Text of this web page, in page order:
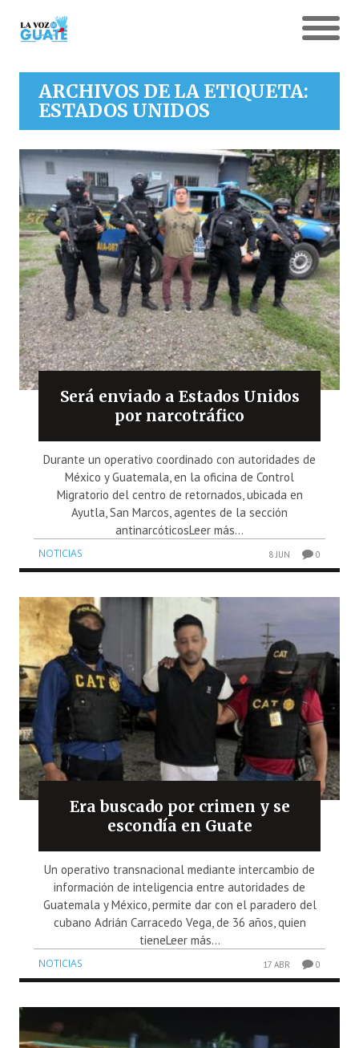
ARCHIVOS DE LA ETIQUETA:
ESTADOS UNIDOS
Será enviado a Estados Unidos
por narcotráfico
Durante un operativo coordinado con autoridades de
México y Guatemala, en la oficina de Control
Migratorio del centro de retornados, ubicada en
Ayutla, San Marcos, agentes de la sección
antinarcóticosLeer más...
NOTICIAS 8 JUN 0
Era buscado por crimen y se
escondía en Guate
Un operativo transnacional mediante intercambio de
información de inteligencia entre autoridades de
Guatemala y México, permite dar con el paradero del
cubano Adrián Carracedo Vega, de 36 años, quien
tieneLeer más...
NOTICIAS 17 ABR 0